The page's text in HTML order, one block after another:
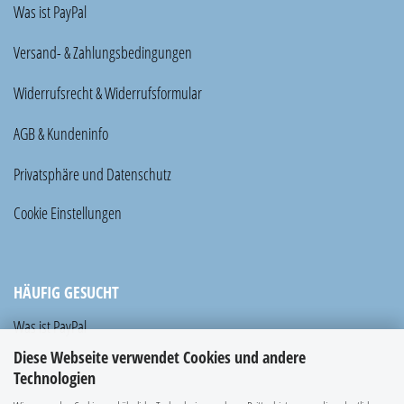
Diese Webseite verwendet Cookies und andere
Technologien
Was ist PayPal
Versand- & Zahlungsbedingungen
Widerrufsrecht & Widerrufsformular
AGB & Kundeninfo
Privatsphäre und Datenschutz
Cookie Einstellungen
HÄUFIG GESUCHT
Was ist PayPal